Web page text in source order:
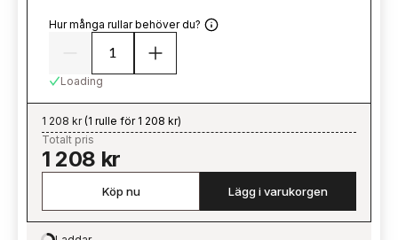
Hur många rullar behöver du?
Loading
1 208 kr(1 rulle för 1 208 kr)
Totalt pris
1 208 kr
Köp nu Lägg i varukorgen